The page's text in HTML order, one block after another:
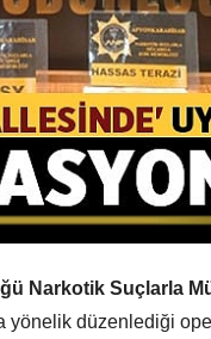
Narkotik Suçlarla
yönelik düzenlediği